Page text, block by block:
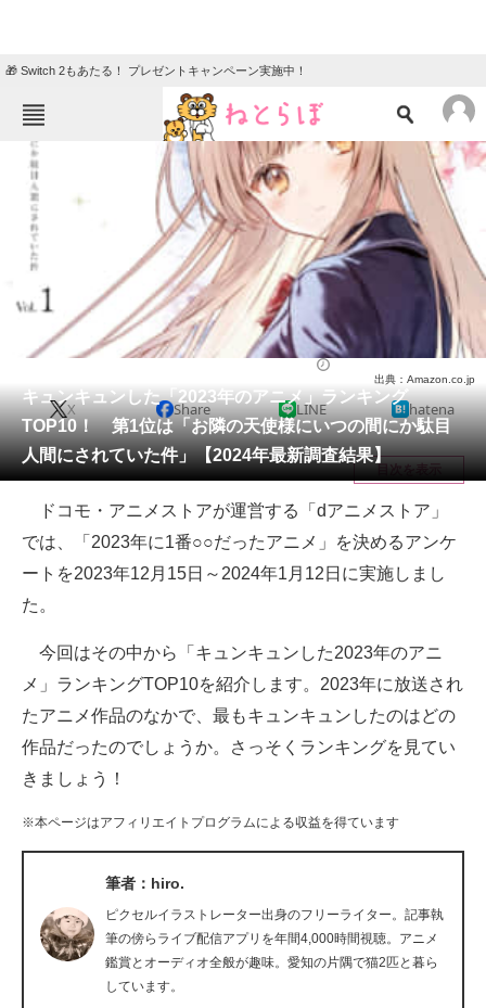
🎁 Switch 2もあたる！ プレゼントキャンペーン実施中！
ねとらぼメニュー
TOP ニュース
エンタメ クイズ
グルメ 地域
住まい 教育・育児
動物 リサーチ
会員記事
メディア
注目記事を集めた総合ページ
ITの今と未来を見通す
スマホと通信の最新トレンド
ビジネスと働き方のヒント
マーケ×ITの今がよく分かる
ITエンジニア向け専門サイト
キュンキュンした「2023年のアニメ」ランキング
TOP10！ 第1位は「お隣の天使様にいつの間にか駄目
人間にされていた件」【2024年最新調査結果】
出典：Amazon.co.jp
X Share LINE hatena
目次を表示
ドコモ・アニメストアが運営する「dアニメストア」
では、「2023年に1番○○だったアニメ」を決めるアンケ
ートを2023年12月15日～2024年1月12日に実施しまし
た。
今回はその中から「キュンキュンした2023年のアニ
メ」ランキングTOP10を紹介します。2023年に放送され
たアニメ作品のなかで、最もキュンキュンしたのはどの
作品だったのでしょうか。さっそくランキングを見てい
きましょう！
※本ページはアフィリエイトプログラムによる収益を得ています
筆者：hiro.
ピクセルイラストレーター出身のフリーライター。記事執
筆の傍らライブ配信アプリを年間4,000時間視聴。アニメ
鑑賞とオーディオ全般が趣味。愛知の片隅で猫2匹と暮ら
しています。